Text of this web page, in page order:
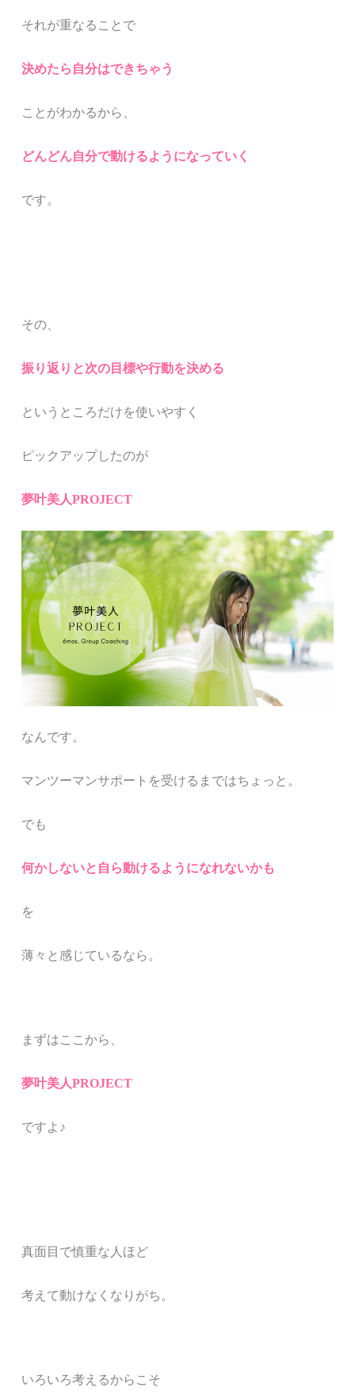
それが重なることで
決めたら自分はできちゃう
ことがわかるから、
どんどん自分で動けるようになっていく
です。
その、
振り返りと次の目標や行動を決める
というところだけを使いやすく
ピックアップしたのが
夢叶美人PROJECT
なんです。
マンツーマンサポートを受けるまではちょっと。
でも
何かしないと自ら動けるようになれないかも
を
薄々と感じているなら。
まずはここから、
夢叶美人PROJECT
ですよ♪
真面目で慎重な人ほど
考えて動けなくなりがち。
いろいろ考えるからこそ